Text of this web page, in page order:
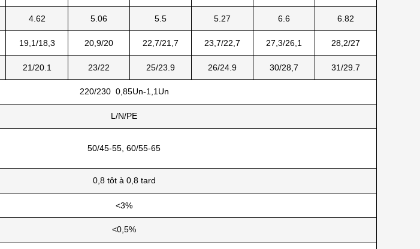
4.62 5.06 5.5 5.27 6.6 6.82
19,1/18,3 20,9/20 22,7/21,7 23,7/22,7 27,3/26,1 28,2/27
21/20.1 23/22 25/23.9 26/24.9 30/28,7 31/29.7
220/230 0,85Un-1,1Un
L/N/PE
50/45-55, 60/55-65
0,8 tôt à 0,8 tard
<3%
<0,5%